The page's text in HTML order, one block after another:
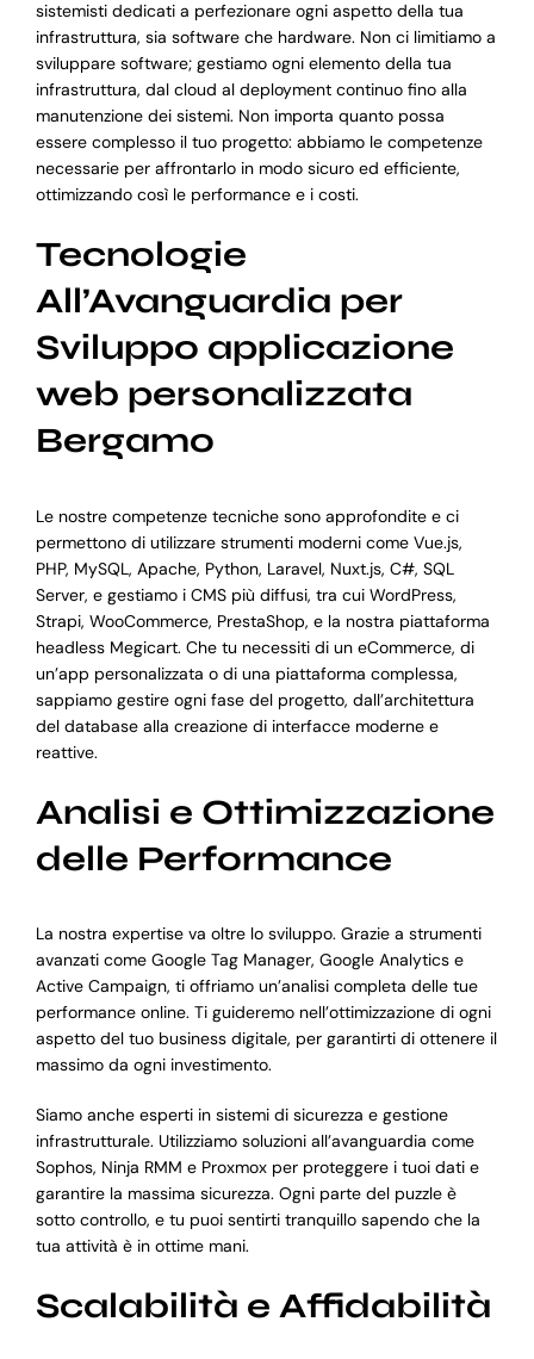
sistemisti dedicati a perfezionare ogni aspetto della tua
infrastruttura, sia software che hardware. Non ci limitiamo a
sviluppare software; gestiamo ogni elemento della tua
infrastruttura, dal cloud al deployment continuo fino alla
manutenzione dei sistemi. Non importa quanto possa
essere complesso il tuo progetto: abbiamo le competenze
necessarie per affrontarlo in modo sicuro ed efficiente,
ottimizzando così le performance e i costi.
Tecnologie
All’Avanguardia per
Sviluppo applicazione
web personalizzata
Bergamo
Le nostre competenze tecniche sono approfondite e ci
permettono di utilizzare strumenti moderni come Vue.js,
PHP, MySQL, Apache, Python, Laravel, Nuxt.js, C#, SQL
Server, e gestiamo i CMS più diffusi, tra cui WordPress,
Strapi, WooCommerce, PrestaShop, e la nostra piattaforma
headless Megicart. Che tu necessiti di un eCommerce, di
un’app personalizzata o di una piattaforma complessa,
sappiamo gestire ogni fase del progetto, dall’architettura
del database alla creazione di interfacce moderne e
reattive.
Analisi e Ottimizzazione
delle Performance
La nostra expertise va oltre lo sviluppo. Grazie a strumenti
avanzati come Google Tag Manager, Google Analytics e
Active Campaign, ti offriamo un’analisi completa delle tue
performance online. Ti guideremo nell’ottimizzazione di ogni
aspetto del tuo business digitale, per garantirti di ottenere il
massimo da ogni investimento.
Siamo anche esperti in sistemi di sicurezza e gestione
infrastrutturale. Utilizziamo soluzioni all’avanguardia come
Sophos, Ninja RMM e Proxmox per proteggere i tuoi dati e
garantire la massima sicurezza. Ogni parte del puzzle è
sotto controllo, e tu puoi sentirti tranquillo sapendo che la
tua attività è in ottime mani.
Scalabilità e Affidabilità